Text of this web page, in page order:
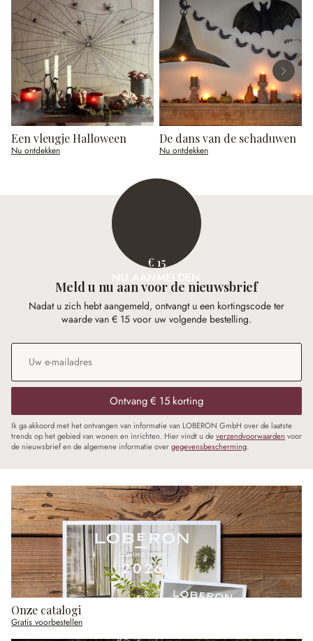
Een vleugje Halloween
Nu ontdekken
De dans van de schaduwen
Nu ontdekken
€ 15
NU AANMELDEN
Meld u nu aan voor de nieuwsbrief
Nadat u zich hebt aangemeld, ontvangt u een kortingscode ter
waarde van € 15 voor uw volgende bestelling.
E-mailadres
Ontvang € 15 korting
Ik ga akkoord met het ontvangen van informatie van LOBERON GmbH over de laatste
trends op het gebied van wonen en inrichten. Hier vindt u deverzendvoorwaarden voor
de nieuwsbrief en de algemene informatie overgegevensbescherming.
Onze catalogi
Gratis voorbestellen